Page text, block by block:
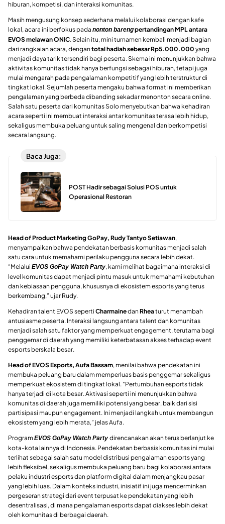
hiburan, kompetisi, dan interaksi komunitas.
Masih mengusung konsep sederhana melalui kolaborasi dengan kafe
lokal, acara ini berfokus pada nonton barengpertandingan MPL antara
EVOS melawan ONIC. Selain itu, mini turnamen kembali menjadi bagian
dari rangkaian acara, dengan total hadiah sebesar Rp5.000.000 yang
menjadi daya tarik tersendiri bagi peserta. Skema ini menunjukkan bahwa
aktivitas komunitas tidak hanya berfungsi sebagai hiburan, tetapi juga
mulai mengarah pada pengalaman kompetitif yang lebih terstruktur di
tingkat lokal. Sejumlah peserta mengaku bahwa format ini memberikan
pengalaman yang berbeda dibanding sekadar menonton secara online.
Salah satu peserta dari komunitas Solo menyebutkan bahwa kehadiran
acara seperti ini membuat interaksi antar komunitas terasa lebih hidup,
sekaligus membuka peluang untuk saling mengenal dan berkompetisi
secara langsung.
Baca Juga:
POST Hadir sebagai Solusi POS untuk
Operasional Restoran
Head of Product Marketing GoPay, Rudy Tantyo Setiawan,
menyampaikan bahwa pendekatan berbasis komunitas menjadi salah
satu cara untuk memahami perilaku pengguna secara lebih dekat.
“Melalui EVOS GoPay Watch Party, kami melihat bagaimana interaksi di
level komunitas dapat menjadi pintu masuk untuk memahami kebutuhan
dan kebiasaan pengguna, khususnya di ekosistem esports yang terus
berkembang,” ujar Rudy.
Kehadiran talent EVOS seperti Charmainedan Rheaturut menambah
antusiasme peserta. Interaksi langsung antara talent dan komunitas
menjadi salah satu faktor yang memperkuat engagement, terutama bagi
penggemar di daerah yang memiliki keterbatasan akses terhadap event
esports berskala besar.
Head of EVOS Esports, Aufa Bassam, menilai bahwa pendekatan ini
membuka peluang baru dalam memperluas basis penggemar sekaligus
memperkuat ekosistem di tingkat lokal. “Pertumbuhan esports tidak
hanya terjadi di kota besar. Aktivasi seperti ini menunjukkan bahwa
komunitas di daerah juga memiliki potensi yang besar, baik dari sisi
partisipasi maupun engagement. Ini menjadi langkah untuk membangun
ekosistem yang lebih merata,” jelas Aufa.
ProgramEVOS GoPay Watch Party direncanakan akan terus berlanjut ke
kota-kota lainnya di Indonesia. Pendekatan berbasis komunitas ini mulai
terlihat sebagai salah satu model distribusi pengalaman esports yang
lebih fleksibel, sekaligus membuka peluang baru bagi kolaborasi antara
pelaku industri esports dan platform digital dalam menjangkau pasar
yang lebih luas. Dalam konteks industri, inisiatif ini juga mencerminkan
pergeseran strategi dari event terpusat ke pendekatan yang lebih
desentralisasi, di mana pengalaman esports dapat diakses lebih dekat
oleh komunitas di berbagai daerah.